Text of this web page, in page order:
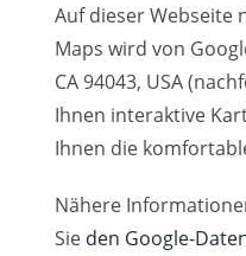
Auf dieser Webseite
Maps wird von
CA 94043, USA
Ihnen interaktive
Ihnen die
Nähere
Sie den Google-